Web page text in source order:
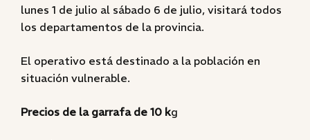
lunes 1 de julio al sábado 6 de julio, visitará todos
los departamentos de la provincia.
El operativo está destinado a la población en
situación vulnerable.
Precios de la garrafa de 10 kg